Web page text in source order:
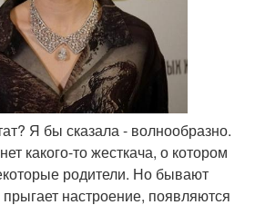
Я бы сказала - волнообразно.
какого-то жесткача, о котором
родители. Но бывают
настроение, появляются